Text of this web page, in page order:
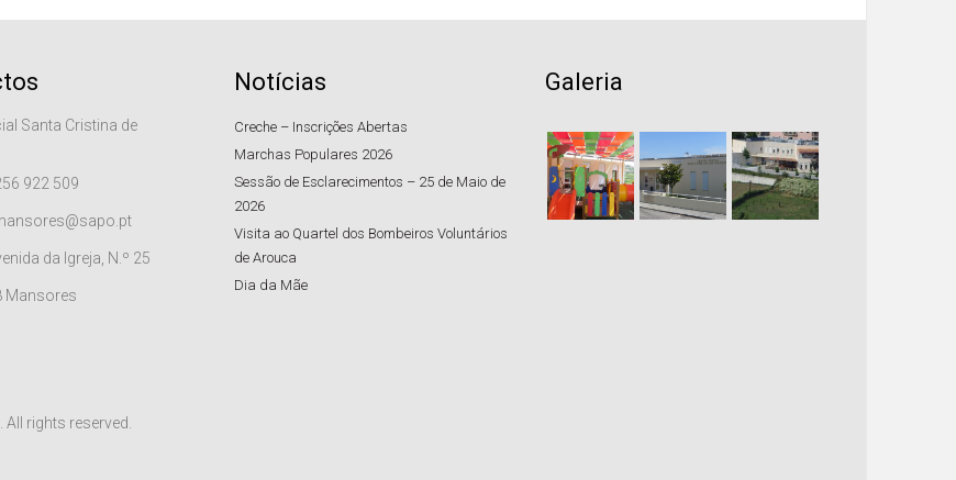
Santa Cristina de
922 509
da Igreja, N.º 25
Mansores
Notícias
Creche – Inscrições Abertas
Marchas Populares 2026
Sessão de Esclarecimentos – 25 de Maio de
2026
Visita ao Quartel dos Bombeiros Voluntários
de Arouca
Dia da Mãe
Galeria
. All rights reserved.